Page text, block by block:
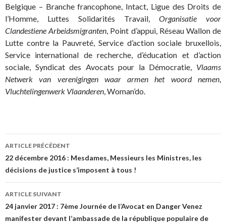
Belgique – Branche francophone, Intact, Ligue des Droits de
l’Homme, Luttes Solidarités Travail, Organisatie voor
Clandestiene Arbeidsmigranten, Point d’appui, Réseau Wallon de
Lutte contre la Pauvreté, Service d’action sociale bruxellois,
Service international de recherche, d’éducation et d’action
sociale, Syndicat des Avocats pour la Démocratie, Vlaams
Netwerk van verenigingen waar armen het woord nemen,
Vluchtelingenwerk Vlaanderen, Woman’do.
Navigation de l’article
ARTICLE PRÉCÉDENT
22 décembre 2016 : Mesdames, Messieurs les Ministres, les
décisions de justice s’imposent à tous !
ARTICLE SUIVANT
24 janvier 2017 : 7ème Journée de l’Avocat en Danger Venez
manifester devant l’ambassade de la république populaire de